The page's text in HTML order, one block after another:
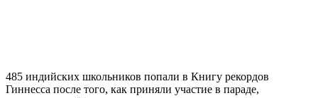
485 индийских школьников попали в Книгу рекордов
Гиннесса после того, как приняли участие в параде,